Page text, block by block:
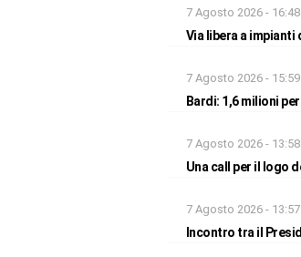
7 Agosto 2026 - 16:48
Via libera a impianti
7 Agosto 2026 - 15:59
Bardi: 1,6 milioni
7 Agosto 2026 - 13:58
Una call per il logo
7 Agosto 2026 - 13:57
Incontro tra il